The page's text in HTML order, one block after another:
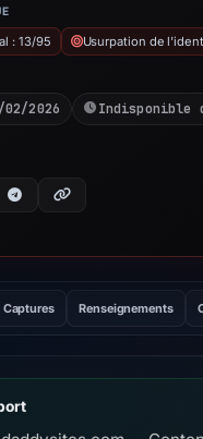
: 13/95 Usurpation de
02/2026 Indisponible
Captures Renseignements